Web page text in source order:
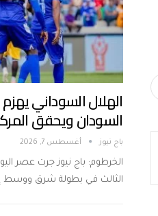
الهلال السوداني
السودان ويحقق
باج نيوز أغسطس 7, 2026
الخرطوم: باج نيوز جرت عصر
الثالث في بطولة شرق ووسط